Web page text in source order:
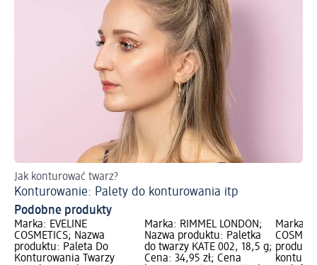
Jak konturować twarz?
Konturowanie: Palety do konturowania itp
Podobne produkty
Marka: EVELINE
COSMETICS; Nazwa
produktu: Paleta Do
Konturowania Twarzy
Marka: RIMMEL LONDON;
Nazwa produktu: Paletka
do twarzy KATE 002, 18,5 g;
Cena: 34,95 zł; Cena
Marka: